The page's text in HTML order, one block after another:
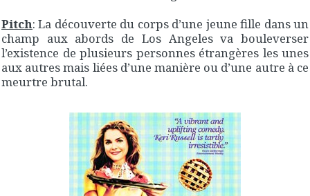
Pitch: La découverte du corps d’une jeune fille dans un
champ aux abords de Los Angeles va bouleverser
l’existence de plusieurs personnes étrangères les unes
aux autres mais liées d’une manière ou d’une autre à ce
meurtre brutal.